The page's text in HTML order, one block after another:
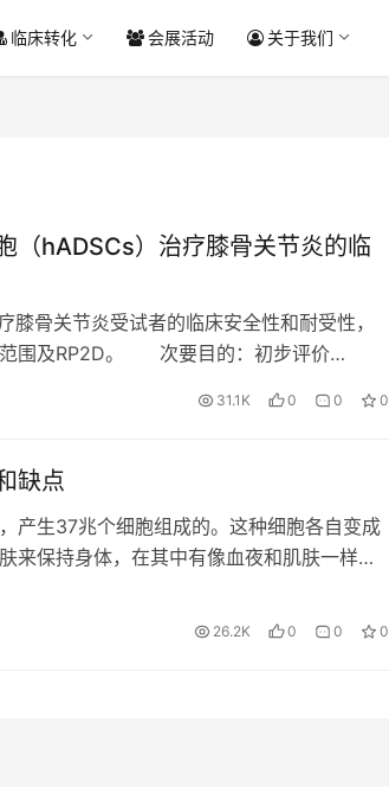
临床转化 会展活动 关于我们
（hADSCs）治疗膝骨关节炎的临
骨关节炎受试者的临床安全性和耐受性，
范围及RP2D。 次要目的：初步评价
31.1K 0 0 0
缺点
产生37兆个细胞组成的。这种细胞各自变成
来保持身体，在其中有像血夜和肌肤一样持
26.2K 0 0 0